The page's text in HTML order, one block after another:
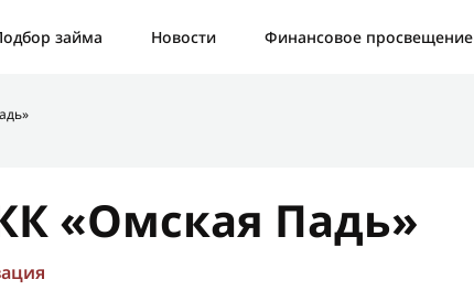
займа Новости
Финансовое просвещение
«Омская Падь»
Ошибка: Контактная форма не найдена.